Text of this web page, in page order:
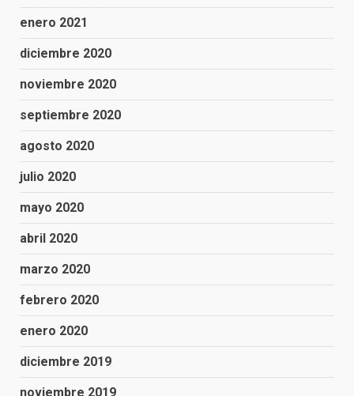
enero 2021
diciembre 2020
noviembre 2020
septiembre 2020
agosto 2020
julio 2020
mayo 2020
abril 2020
marzo 2020
febrero 2020
enero 2020
diciembre 2019
noviembre 2019